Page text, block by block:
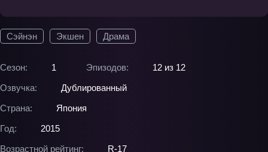
Сэйнэн Экшен Драма
Сезон: 1 Эпизодов:
12 из 12
Озвучка:
Дублированный
Страна:
Япония
Год:
2015
Возрастной рейтинг:
R-17